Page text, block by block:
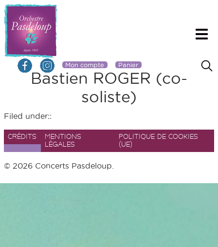
Mon compte Panier
Bastien ROGER (co-
soliste)
Filed under::
CRÉDITS
MENTIONS
LÉGALES
POLITIQUE DE COOKIES
(UE)
© 2026 Concerts Pasdeloup.